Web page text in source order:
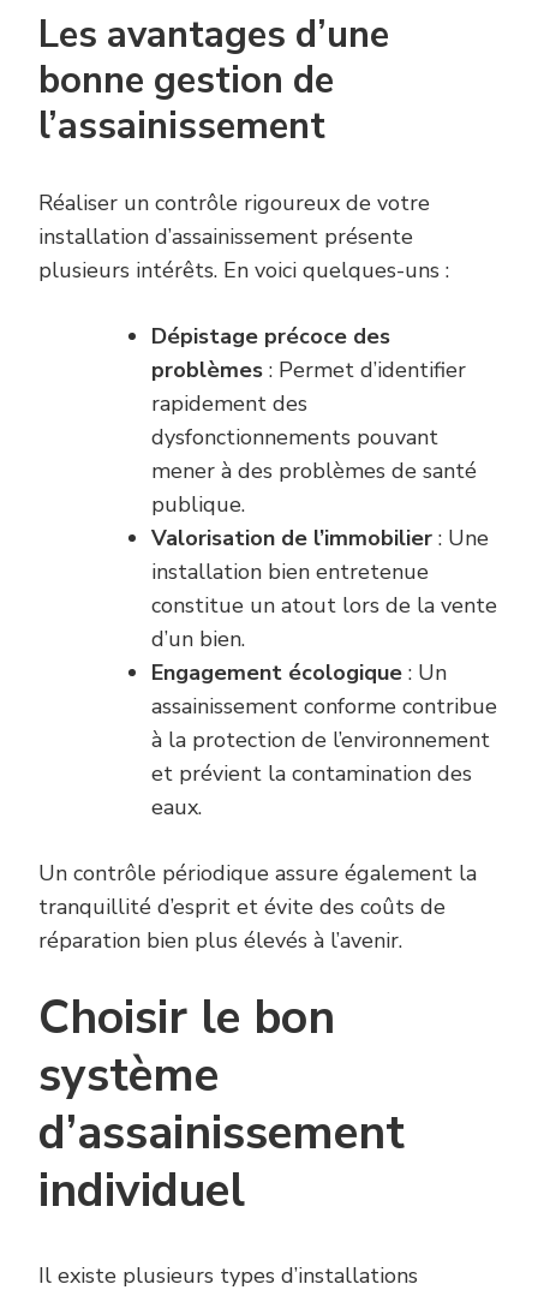
Les avantages d’une
bonne gestion de
l’assainissement
Réaliser un contrôle rigoureux de votre
installation d’assainissement présente
plusieurs intérêts. En voici quelques-uns :
Dépistage précoce des
problèmes : Permet d’identifier
rapidement des
dysfonctionnements pouvant
mener à des problèmes de santé
publique.
Valorisation de l’immobilier : Une
installation bien entretenue
constitue un atout lors de la vente
d’un bien.
Engagement écologique : Un
assainissement conforme contribue
à la protection de l’environnement
et prévient la contamination des
eaux.
Un contrôle périodique assure également la
tranquillité d’esprit et évite des coûts de
réparation bien plus élevés à l’avenir.
Choisir le bon
système
d’assainissement
individuel
Il existe plusieurs types d’installations